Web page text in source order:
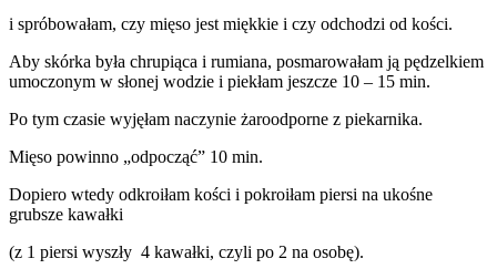
i spróbowałam, czy mięso jest miękkie i czy odchodzi od kości.
Aby skórka była chrupiąca i rumiana, posmarowałam ją pędzelkiem
umoczonym w słonej wodzie i piekłam jeszcze 10 – 15 min.
Po tym czasie wyjęłam naczynie żaroodporne z piekarnika.
Mięso powinno „odpocząć” 10 min.
Dopiero wtedy odkroiłam kości i pokroiłam piersi na ukośne
grubsze kawałki
(z 1 piersi wyszły 4 kawałki, czyli po 2 na osobę).